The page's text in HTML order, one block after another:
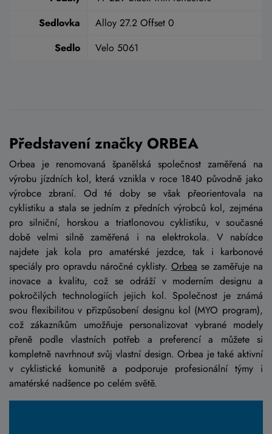
Sedlovka
Alloy 27.2 Offset 0
Sedlo
Velo 5061
Představení značky ORBEA
Orbea je renomovaná španělská společnost zaměřená na
výrobu jízdních kol, která vznikla v roce 1840 původně jako
výrobce zbraní. Od té doby se však přeorientovala na
cyklistiku a stala se jedním z předních výrobců kol, zejména
pro silniční, horskou a triatlonovou cyklistiku, v současné
době velmi silně zaměřená i na elektrokola. V nabídce
najdete jak kola pro amatérské jezdce, tak i karbonové
speciály pro opravdu náročné cyklisty. Orbea se zaměřuje na
inovace a kvalitu, což se odráží v moderním designu a
pokročilých technologiích jejich kol. Společnost je známá
svou flexibilitou v přizpůsobení designu kol (MYO program),
což zákazníkům umožňuje personalizovat vybrané modely
přeně podle vlastních potřeb a preferencí a můžete si
kompletně navrhnout svůj vlastní design. Orbea je také aktivní
v cyklistické komunitě a podporuje profesionální týmy i
amatérské nadšence po celém světě.